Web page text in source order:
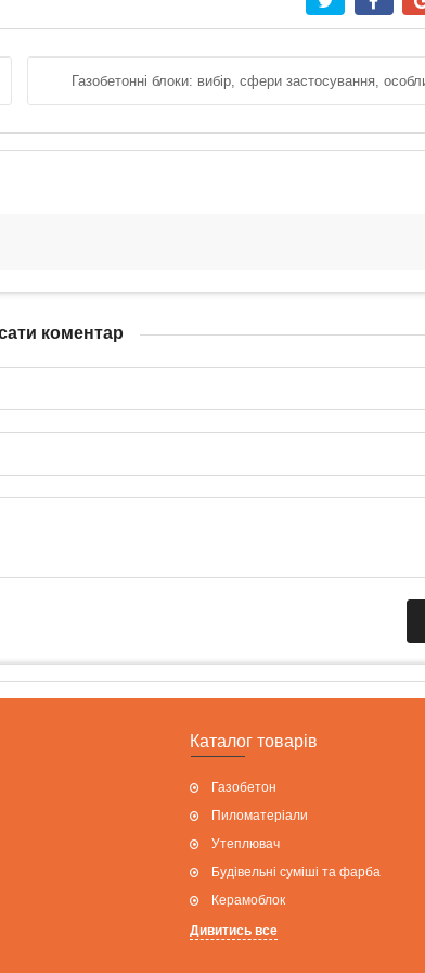
Газобетонні блоки: вибір, сфери застосування,
коментар
Каталог товарів
Газобетон
Пиломатеріали
Утеплювач
Будівельні суміші та фарба
Керамоблок
Дивитись все